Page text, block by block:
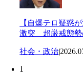
【自爆テロ疑惑
激突 超厳戒態
社会・政治|
1